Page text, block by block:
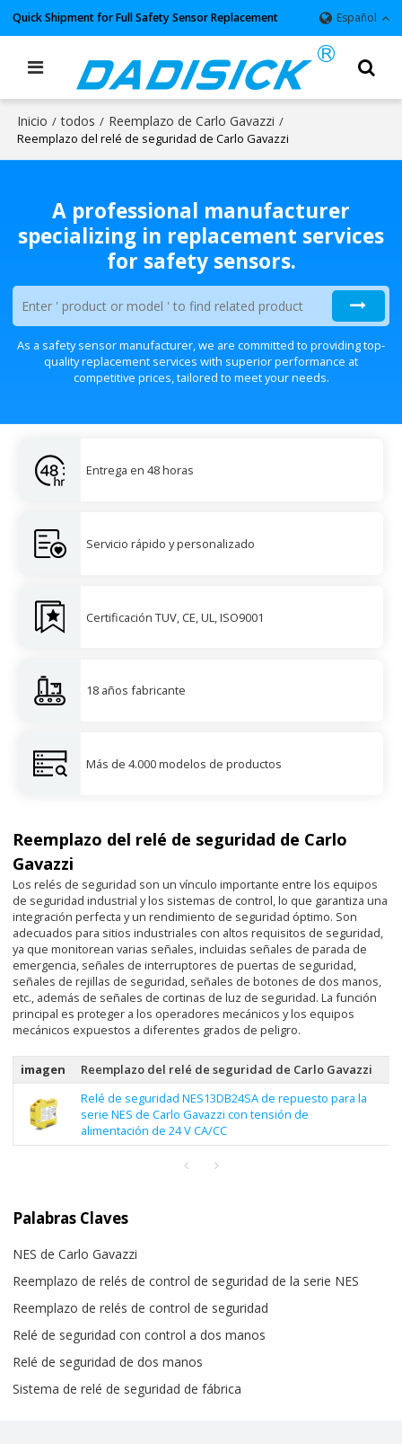
Quick Shipment for Full Safety Sensor Replacement Español
Inicio / todos / Reemplazo de Carlo Gavazzi /
Reemplazo del relé de seguridad de Carlo Gavazzi
A professional manufacturer
specializing in replacement services
for safety sensors.
As a safety sensor manufacturer, we are committed to providing top-
quality replacement services with superior performance at
competitive prices, tailored to meet your needs.
Entrega en 48 horas
Servicio rápido y personalizado
Certificación TUV, CE, UL, ISO9001
18 años fabricante
Más de 4.000 modelos de productos
Reemplazo del relé de seguridad de Carlo
Gavazzi
Los relés de seguridad son un vínculo importante entre los equipos
de seguridad industrial y los sistemas de control, lo que garantiza una
integración perfecta y un rendimiento de seguridad óptimo. Son
adecuados para sitios industriales con altos requisitos de seguridad,
ya que monitorean varias señales, incluidas señales de parada de
emergencia, señales de interruptores de puertas de seguridad,
señales de rejillas de seguridad, señales de botones de dos manos,
etc., además de señales de cortinas de luz de seguridad. La función
principal es proteger a los operadores mecánicos y los equipos
mecánicos expuestos a diferentes grados de peligro.
imagen Reemplazo del relé de seguridad de Carlo Gavazzi
Relé de seguridad NES13DB24SA de repuesto para la
serie NES de Carlo Gavazzi con tensión de
alimentación de 24 V CA/CC
Palabras Claves
NES de Carlo Gavazzi
Reemplazo de relés de control de seguridad de la serie NES
Reemplazo de relés de control de seguridad
Relé de seguridad con control a dos manos
Relé de seguridad de dos manos
Sistema de relé de seguridad de fábrica